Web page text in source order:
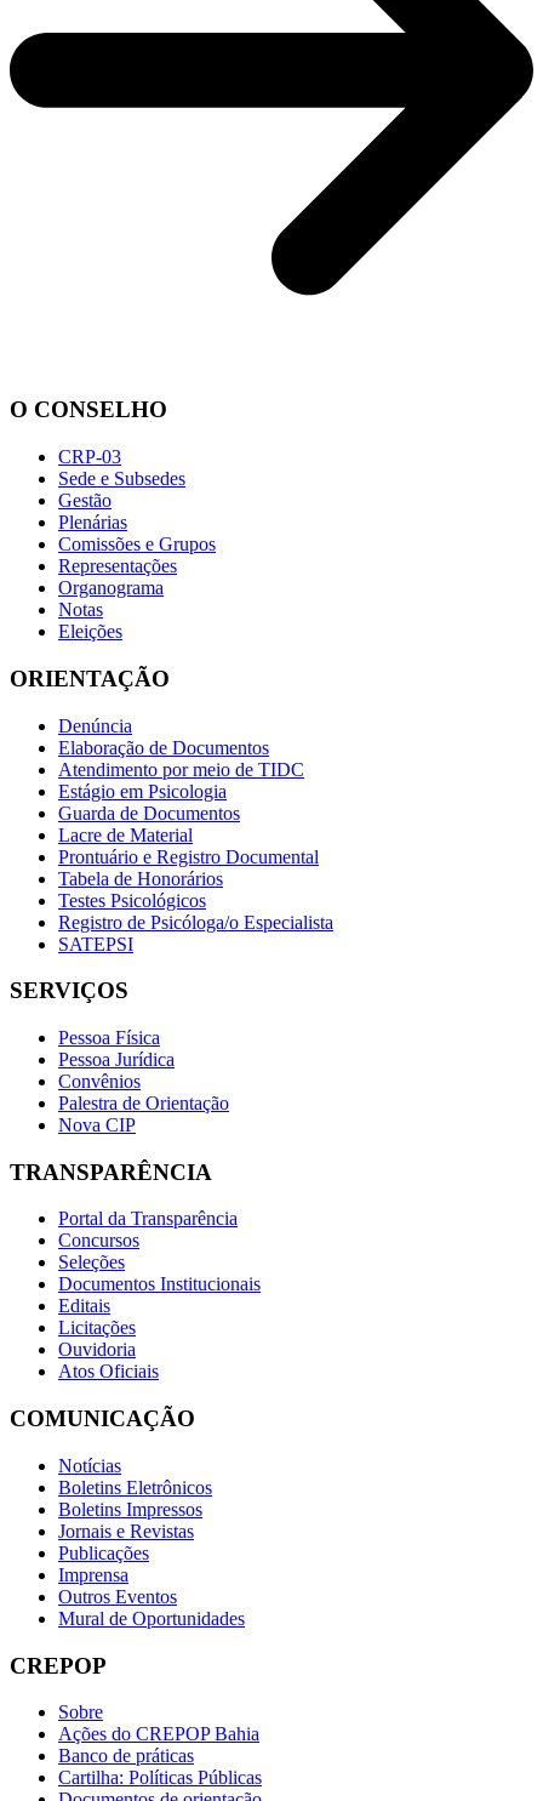
O CONSELHO
CRP-03
Sede e Subsedes
Gestão
Plenárias
Comissões e Grupos
Representações
Organograma
Notas
Eleições
ORIENTAÇÃO
Denúncia
Elaboração de Documentos
Atendimento por meio de TIDC
Estágio em Psicologia
Guarda de Documentos
Lacre de Material
Prontuário e Registro Documental
Tabela de Honorários
Testes Psicológicos
Registro de Psicóloga/o Especialista
SATEPSI
SERVIÇOS
Pessoa Física
Pessoa Jurídica
Convênios
Palestra de Orientação
Nova CIP
TRANSPARÊNCIA
Portal da Transparência
Concursos
Seleções
Documentos Institucionais
Editais
Licitações
Ouvidoria
Atos Oficiais
COMUNICAÇÃO
Notícias
Boletins Eletrônicos
Boletins Impressos
Jornais e Revistas
Publicações
Imprensa
Outros Eventos
Mural de Oportunidades
CREPOP
Sobre
Ações do CREPOP Bahia
Banco de práticas
Cartilha: Políticas Públicas